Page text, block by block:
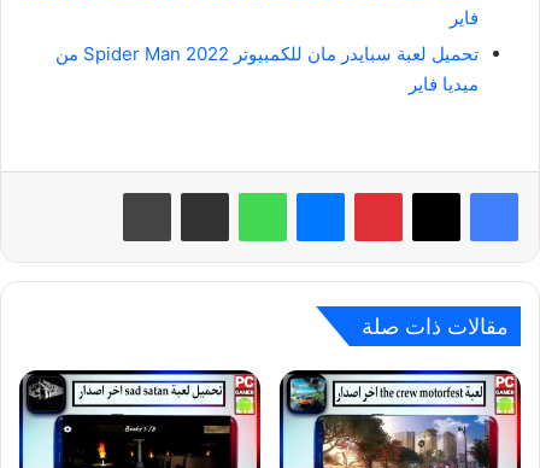
فاير
تحميل لعبة سبايدر مان للكمبيوتر 2022 Spider Man من
ميديا فاير
بينتيريست واتساب
مقالات ذات صلة